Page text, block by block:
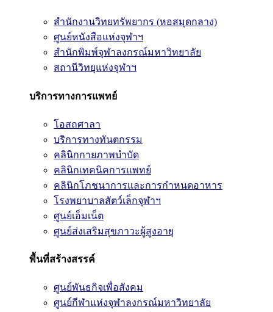
สำนักงานวิทยทรัพยากร (หอสมุดกลาง)
ศูนย์หนังสือแห่งจุฬาฯ
สำนักพิมพ์จุฬาลงกรณ์มหาวิทยาลัย
สถานีวิทยุแห่งจุฬาฯ
บริการทางการแพทย์
โอสถศาลา
บริการทางทันตกรรม
คลินิกกายภาพบำบัด
คลินิกเทคนิคการแพทย์
คลินิกโภชนาการและการกำหนดอาหาร
โรงพยาบาลสัตว์เล็กจุฬาฯ
ศูนย์เอ็มเน็ต
ศูนย์ส่งเสริมสุขภาวะผู้สูงอายุ
พื้นที่สร้างสรรค์
ศูนย์พันธกิจเพื่อสังคม
ศูนย์กีฬาแห่งจุฬาลงกรณ์มหาวิทยาลัย